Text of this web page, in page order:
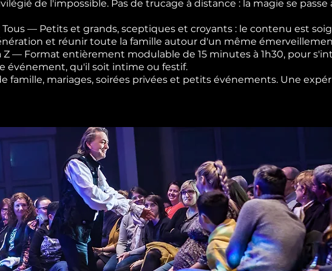
de l'impossible. Pas de trucage à distance : la magie se
Tous — Petits et grands, sceptiques et croyants : le contenu est
et réunir toute la famille autour d'un même
Z — Format entièrement modulable de 15 minutes à 1h30, pour
événement, qu'il soit intime ou festif.
famille, mariages, soirées privées et petits événements. Une